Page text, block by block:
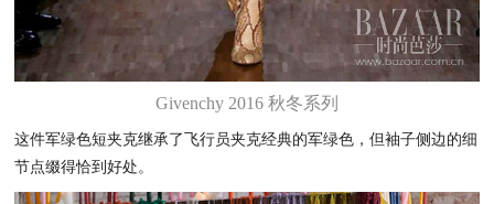
Givenchy 2016 秋冬系列
这件军绿色短夹克继承了飞行员夹克经典的军绿色，但袖子侧边的细
节点缀得恰到好处。